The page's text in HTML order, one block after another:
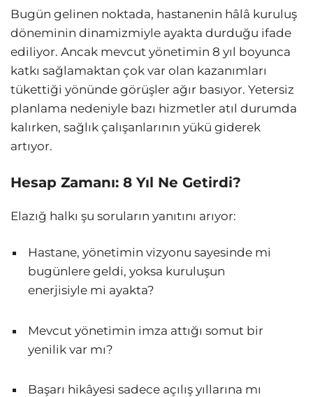
Bugün gelinen noktada, hastanenin hâlâ kuruluş
döneminin dinamizmiyle ayakta durduğu ifade
ediliyor. Ancak mevcut yönetimin 8 yıl boyunca
katkı sağlamaktan çok var olan kazanımları
tükettiği yönünde görüşler ağır basıyor. Yetersiz
planlama nedeniyle bazı hizmetler atıl durumda
kalırken, sağlık çalışanlarının yükü giderek
artıyor.
Hesap Zamanı: 8 Yıl Ne Getirdi?
Elazığ halkı şu soruların yanıtını arıyor:
Hastane, yönetimin vizyonu sayesinde mi
bugünlere geldi, yoksa kuruluşun
enerjisiyle mi ayakta?
Mevcut yönetimin imza attığı somut bir
yenilik var mı?
Başarı hikâyesi sadece açılış yıllarına mı